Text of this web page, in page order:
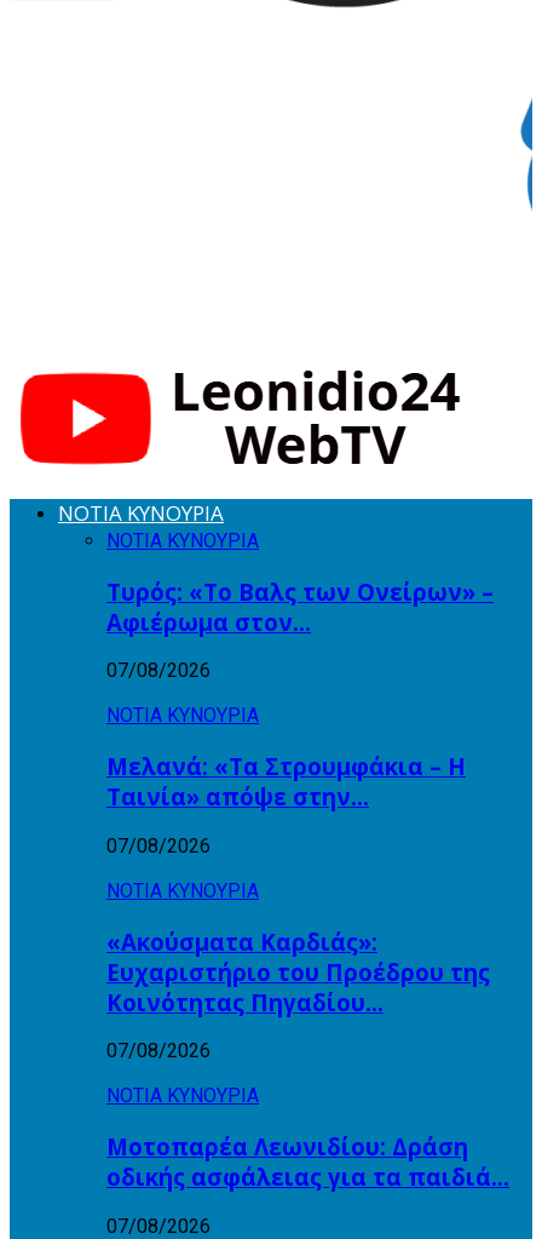
ΝΟΤΙΑ ΚΥΝΟΥΡΙΑ
ΝΟΤΙΑ ΚΥΝΟΥΡΙΑ
Τυρός: «Το Βαλς των Ονείρων» –
Αφιέρωμα στον…
07/08/2026
ΝΟΤΙΑ ΚΥΝΟΥΡΙΑ
Μελανά: «Τα Στρουμφάκια – Η
Ταινία» απόψε στην…
07/08/2026
ΝΟΤΙΑ ΚΥΝΟΥΡΙΑ
«Ακούσματα Καρδιάς»:
Ευχαριστήριο του Προέδρου της
Κοινότητας Πηγαδίου…
07/08/2026
ΝΟΤΙΑ ΚΥΝΟΥΡΙΑ
Μοτοπαρέα Λεωνιδίου: Δράση
οδικής ασφάλειας για τα παιδιά…
07/08/2026